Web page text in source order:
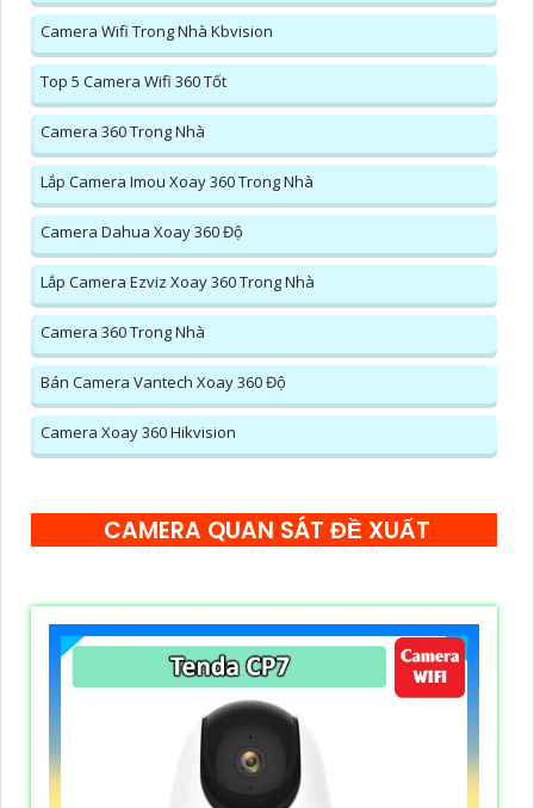
Camera Wifi Trong Nhà Kbvision
Top 5 Camera Wifi 360 Tốt
Camera 360 Trong Nhà
Lắp Camera Imou Xoay 360 Trong Nhà
Camera Dahua Xoay 360 Độ
Lắp Camera Ezviz Xoay 360 Trong Nhà
Camera 360 Trong Nhà
Bán Camera Vantech Xoay 360 Độ
Camera Xoay 360 Hikvision
CAMERA QUAN SÁT ĐỀ XUẤT